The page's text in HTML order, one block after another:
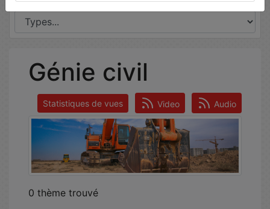
Génie civil
Statistiques de vues Video Audio
0 thème trouvé